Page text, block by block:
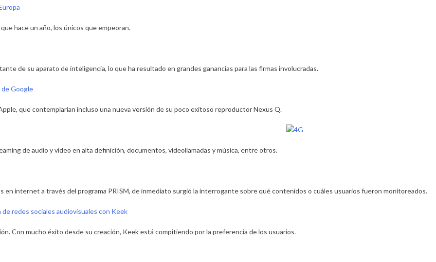
hace un año, los únicos que empeoran.
de su aparato de inteligencia, lo que ha resultado en grandes ganancias para las firmas involucradas.
Google
que contemplarían incluso una nueva versión de su poco exitoso reproductor Nexus Q.
de audio y video en alta definición, documentos, videollamadas y música, entre otros.
en internet a través del programa PRISM, de inmediato surgió la interrogante sobre qué contenidos o cuáles usuarios fueron monitoreados.
de redes sociales audiovisuales con Keek
Con mucho éxito desde su creación, Keek está compitiendo por la preferencia de los usuarios.